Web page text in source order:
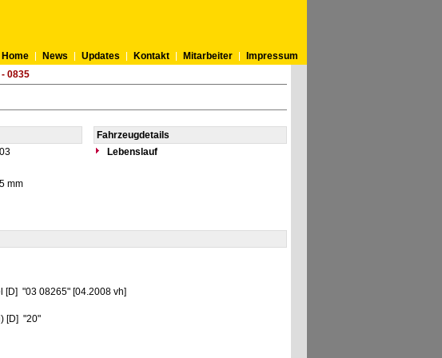
Home News Updates Kontakt Mitarbeiter
Impressum
0835
Fahrzeugdetails
Lebenslauf
mm
[D] "03 08265" [04.2008 vh]
[D] "20"